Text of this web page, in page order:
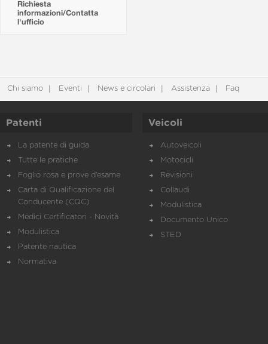
Richiesta
informazioni/Contatta
l'ufficio
Chi siamo Eventi News e circolari Assistenza Faq
Patenti
La patente di guida
Tutte le pratiche
Foglio rosa e prove d’esame
Carta di Qualificazione del
Conducente (CQC)
Medici Certificatori - Novità
Modulistica
Patente nautica
Normativa
Veicoli
Autoveicoli
Motocicli
Revisioni
Collaudi
Modulistica
Documento Unico
STED